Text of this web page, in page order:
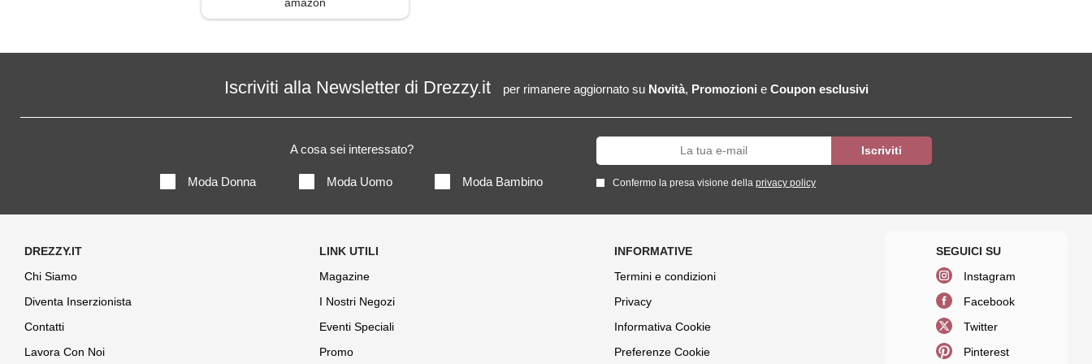
amazon
Iscriviti alla Newsletter di Drezzy.it per rimanere aggiornato su Novità, Promozioni e Coupon esclusivi
A cosa sei interessato?
Moda Donna Moda Uomo Moda Bambino Confermo la presa visione della privacy policy
Chi Siamo
Diventa Inserzionista
Contatti
Lavora Con Noi
Magazine
I Nostri Negozi
Eventi Speciali
Promo
Termini e condizioni
Privacy
Informativa Cookie
Preferenze Cookie
Instagram
Facebook
Twitter
Pinterest